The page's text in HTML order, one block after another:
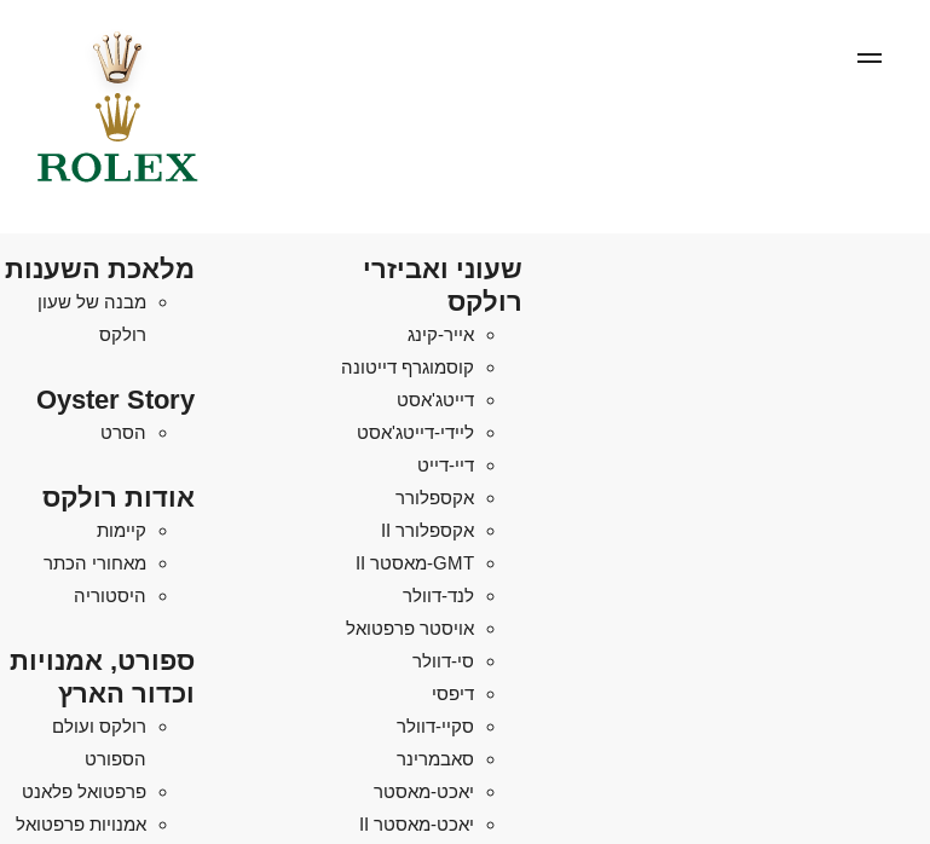
שעוני ואביזרי
רולקס
אייר-קינג
קוסמוגרף דייטונה
דייטג'אסט
ליידי-דייטג'אסט
דיי-דייט
אקספלורר
אקספלורר II
GMT-מאסטר II
לנד-דוולר
אויסטר פרפטואל
סי-דוולר
דיפסי
סקיי-דוולר
סאבמרינר
יאכט-מאסטר
יאכט-מאסטר II
מלאכת השענות
מבנה של שעון
רולקס
Oyster Story
הסרט
אודות רולקס
קיימות
מאחורי הכתר
היסטוריה
ספורט, אמנויות
וכדור הארץ
רולקס ועולם
הספורט
פרפטואל פלאנט
אמנויות פרפטואל